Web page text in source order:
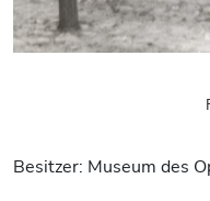
Besitzer: Museum des